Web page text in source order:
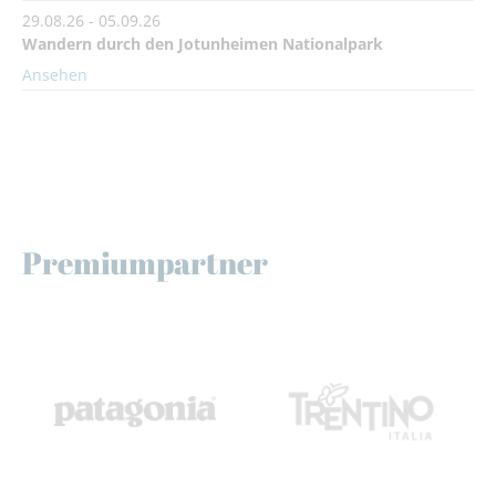
29.08.26 - 05.09.26
Wandern durch den Jotunheimen Nationalpark
Ansehen
Premiumpartner